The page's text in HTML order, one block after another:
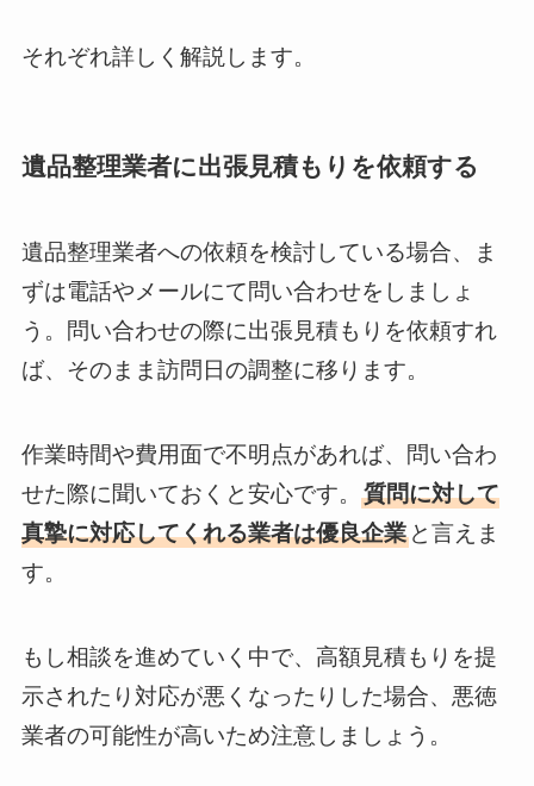
それぞれ詳しく解説します。
遺品整理業者に出張見積もりを依頼する
遺品整理業者への依頼を検討している場合、ま
ずは電話やメールにて問い合わせをしましょ
う。問い合わせの際に出張見積もりを依頼すれ
ば、そのまま訪問日の調整に移ります。
作業時間や費用面で不明点があれば、問い合わ
せた際に聞いておくと安心です。 質問に対して
真摯に対応してくれる業者は優良企業と言えま
す。
もし相談を進めていく中で、高額見積もりを提
示されたり対応が悪くなったりした場合、悪徳
業者の可能性が高いため注意しましょう。